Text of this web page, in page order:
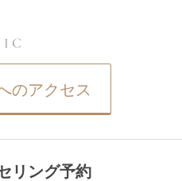
のアクセス
リング予約